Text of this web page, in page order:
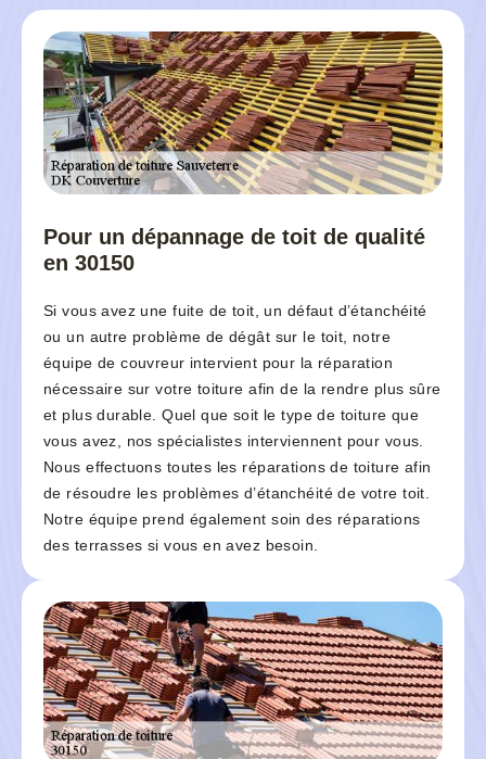
Pour un dépannage de toit de qualité
en 30150
Si vous avez une fuite de toit, un défaut d’étanchéité
ou un autre problème de dégât sur le toit, notre
équipe de couvreur intervient pour la réparation
nécessaire sur votre toiture afin de la rendre plus sûre
et plus durable. Quel que soit le type de toiture que
vous avez, nos spécialistes interviennent pour vous.
Nous effectuons toutes les réparations de toiture afin
de résoudre les problèmes d’étanchéité de votre toit.
Notre équipe prend également soin des réparations
des terrasses si vous en avez besoin.